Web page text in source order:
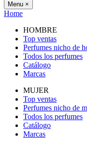
Menu ×
Home
HOMBRE
Top ventas
Perfumes nicho de
Todos los perfumes
Catálogo
Marcas
MUJER
Top ventas
Perfumes nicho de
Todos los perfumes
Catálogo
Marcas